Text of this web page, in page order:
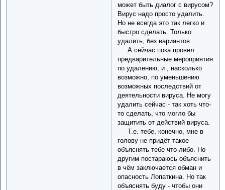
может быть диалог с вирусом?
Вирус надо просто удалить.
Но не всегда это так легко и
быстро сделать. Только
удалить, без вариантов.
А сейчас пока провёл
предварительные мероприятия
по удалению, и , насколько
возможно, по уменьшению
возможных последствий от
деятельности вируса. Не могу
удалить сейчас - так хоть что-
то сделать, что могло бы
защитить от действий вируса.
Т.е. тебе, конечно, мне в
голову не придёт такое -
объяснять тебе что-либо. Но
другим постараюсь объяснить
в чём заключается обман и
опасность Лопаткина. Но так
объяснять буду - чтобы они